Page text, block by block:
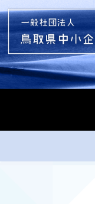
このページの本文へ